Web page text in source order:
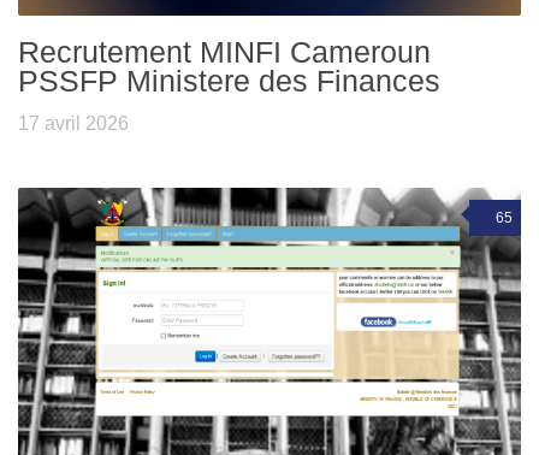
Recrutement MINFI Cameroun
PSSFP Ministere des Finances
17 avril 2026
65